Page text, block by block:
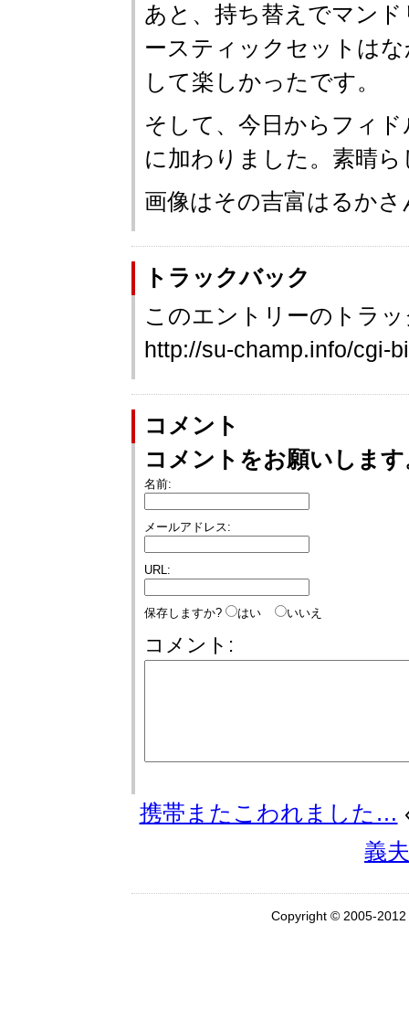
あと、持ち替えでマン
ースティックセットは
して楽しかったです。
そして、今日からフィ
に加わりました。素晴
画像はその吉富はるかさ
トラックバック
このエントリーのトラ
http://su-champ.info/cgi-
コメント
コメントをお願いします
名前:
メールアドレス:
URL:
保存しますか? はい いいえ
コメント:
携帯またこわれました…
義
Copyright © 2005-2012